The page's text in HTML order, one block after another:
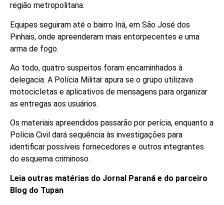
região metropolitana.
Equipes seguiram até o bairro Iná, em São José dos
Pinhais, onde apreenderam mais entorpecentes e uma
arma de fogo.
Ao todo, quatro suspeitos foram encaminhados à
delegacia. A Polícia Militar apura se o grupo utilizava
motocicletas e aplicativos de mensagens para organizar
as entregas aos usuários.
Os materiais apreendidos passarão por perícia, enquanto a
Polícia Civil dará sequência às investigações para
identificar possíveis fornecedores e outros integrantes
do esquema criminoso.
Leia outras matérias do Jornal Paraná e do parceiro
Blog do Tupan